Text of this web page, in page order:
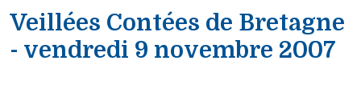
Veillées Contées de Bretagne
- vendredi 9 novembre 2007